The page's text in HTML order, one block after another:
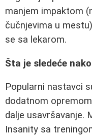
manjem impaktom
čučnjevima u
se sa lekarom.
Šta je sledeće
Popularni nastavci
dodatnom
dalje usavršavanje.
Insanity sa